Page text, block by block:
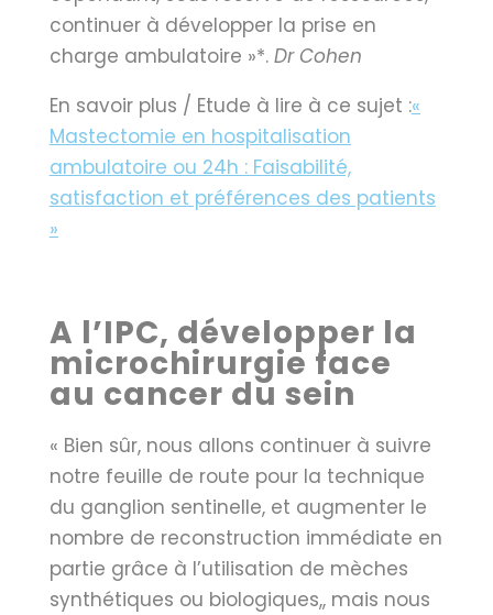
continuer à développer la prise en
charge ambulatoire »*. Dr Cohen
En savoir plus / Etude à lire à ce sujet :«
Mastectomie en hospitalisation
ambulatoire ou 24h : Faisabilité,
satisfaction et préférences des patients
»
A l’IPC, développer la
microchirurgie face
au cancer du sein
« Bien sûr, nous allons continuer à suivre
notre feuille de route pour la technique
du ganglion sentinelle, et augmenter le
nombre de reconstruction immédiate en
partie grâce à l’utilisation de mèches
synthétiques ou biologiques,, mais nous